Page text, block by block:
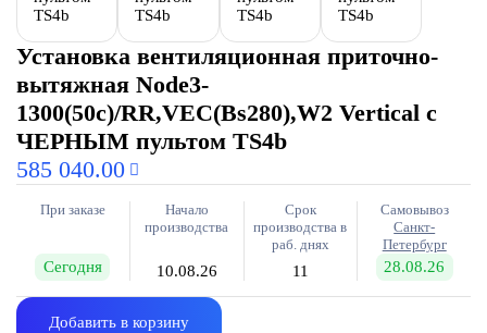
Установка вентиляционная приточно-
вытяжная Node3-
1300(50c)/RR,VEC(Bs280),W2 Vertical с
ЧЕРНЫМ пультом TS4b
585 040.00
При заказе
Сегодня
Начало
производства
10.08.26
Срок
производства в
раб. днях
11
Самовывоз
Санкт-
Петербург
28.08.26
Добавить в корзину